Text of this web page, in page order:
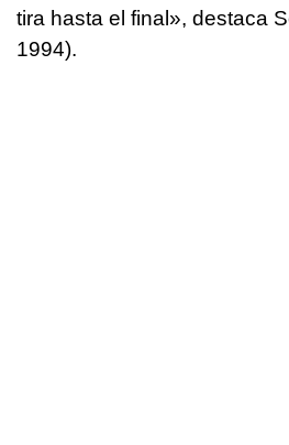
tira hasta el final», destaca
1994).